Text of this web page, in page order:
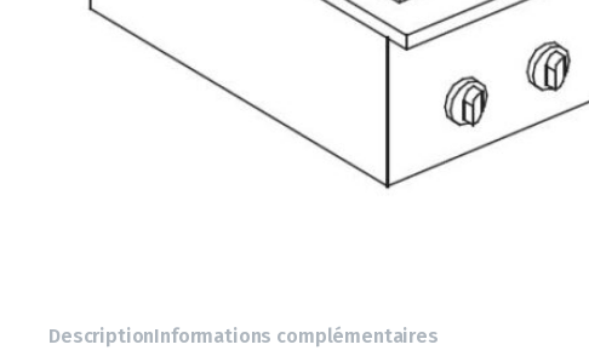
DescriptionInformations complémentaires